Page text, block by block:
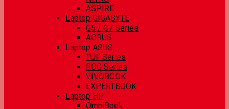
ASPIRE
Laptop GIGABYTE
G5 / G7 Series
AORUS
Laptop ASUS
TUF Series
ROG Series
VIVOBOOK
EXPERTBOOK
Laptop HP
OmniBook